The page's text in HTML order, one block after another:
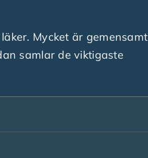
Mycket är gemensamt
samlar de viktigaste